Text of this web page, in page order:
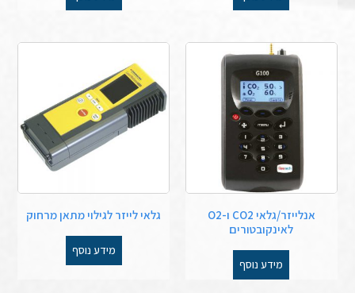
אנלייזר/גלאי CO2 ו-O2
לאינקובטורים
מידע נוסף
גלאי לייזר לגילוי מתאן מרחוק
מידע נוסף